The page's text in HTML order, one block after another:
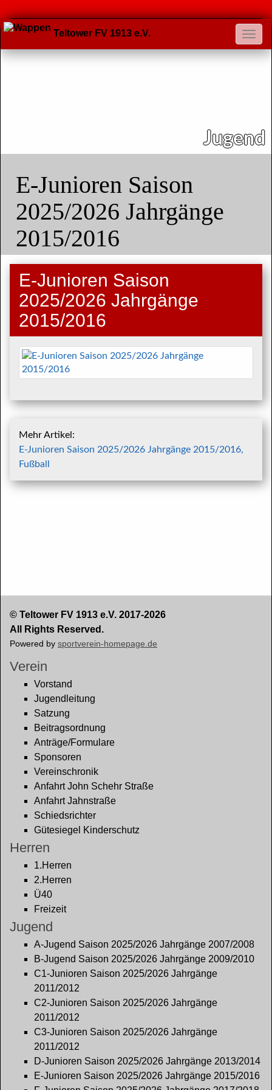
Teltower FV 1913 e.V.
Jugend
E-Junioren Saison
2025/2026 Jahrgänge
2015/2016
E-Junioren Saison
2025/2026 Jahrgänge
2015/2016
Mehr Artikel:
E-Junioren Saison 2025/2026 Jahrgänge 2015/2016,
Fußball
© Teltower FV 1913 e.V. 2017-2026
All Rights Reserved.
Powered by sportverein-homepage.de
Verein
Vorstand
Jugendleitung
Satzung
Beitragsordnung
Anträge/Formulare
Sponsoren
Vereinschronik
Anfahrt John Schehr Straße
Anfahrt Jahnstraße
Schiedsrichter
Gütesiegel Kinderschutz
Herren
1.Herren
2.Herren
Ü40
Freizeit
Jugend
A-Jugend Saison 2025/2026 Jahrgänge 2007/2008
B-Jugend Saison 2025/2026 Jahrgänge 2009/2010
C1-Junioren Saison 2025/2026 Jahrgänge
2011/2012
C2-Junioren Saison 2025/2026 Jahrgänge
2011/2012
C3-Junioren Saison 2025/2026 Jahrgänge
2011/2012
D-Junioren Saison 2025/2026 Jahrgänge 2013/2014
E-Junioren Saison 2025/2026 Jahrgänge 2015/2016